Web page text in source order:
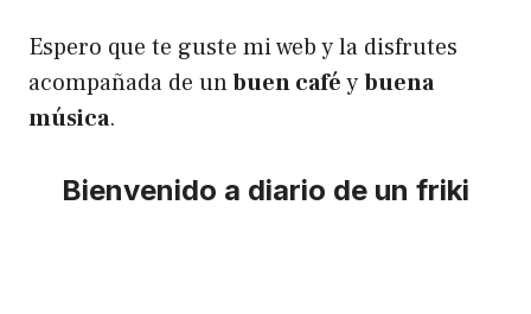
Espero que te guste mi web y la disfrutes
acompañada de unbuen caféybuena
música.
Bienvenido a diario de un friki